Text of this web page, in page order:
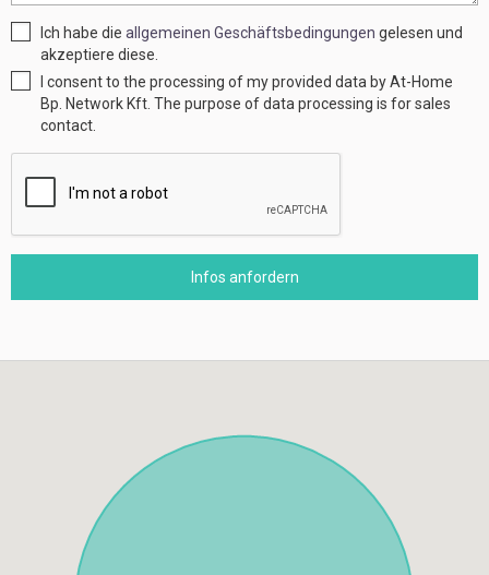
Ich habe dieallgemeinen Geschäftsbedingungen gelesen und
akzeptiere diese.
I consent to the processing of my provided data by At-Home
Bp. Network Kft. The purpose of data processing is for sales
contact.
Infos anfordern